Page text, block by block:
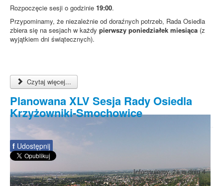
Rozpoczęcie sesji o godzinie 19:00.
Przypominamy, że niezależnie od doraźnych potrzeb, Rada Osiedla
zbiera się na sesjach w każdy pierwszy poniedziałek miesiąca (z
wyjątkiem dni świątecznych).
Czytaj więcej...
Planowana XLV Sesja Rady Osiedla
Krzyżowniki-Smochowice
f Udostępnij
Informujemy, że w dniu 4
kwietnia 2022 roku